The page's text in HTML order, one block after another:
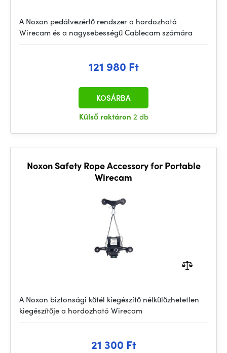
A Noxon pedálvezérlő rendszer a hordozható
Wirecam és a nagysebességű Cablecam számára
121 980 Ft
Külső raktáron 2 db
KOSÁRBA
Noxon Safety Rope Accessory for Portable
Wirecam
A Noxon biztonsági kötél kiegészítő nélkülözhetetlen
kiegészítője a hordozható Wirecam
21 300 Ft